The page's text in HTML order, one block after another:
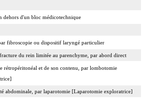
dehors d'un bloc médicotechnique
fibroscopie ou dispositif laryngé particulier
du rein limitée au parenchyme, par abord direct
rétropéritonéal et de son contenu, par lombotomie
abdominale, par laparotomie [Laparotomie exploratrice]